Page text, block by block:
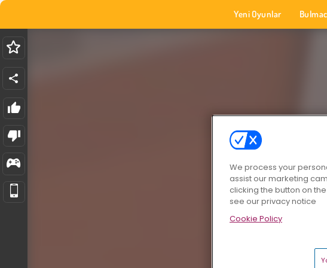
Yeni Oyunlar
We process your
assist our marketing
clicking the button on
see our privacy notice
Cookie Policy